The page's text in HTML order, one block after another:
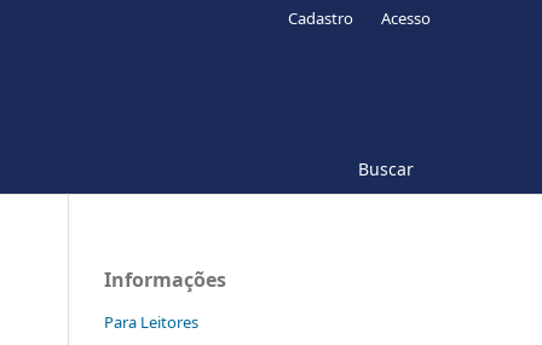
Buscar
Cadastro Acesso
Informações
Para Leitores